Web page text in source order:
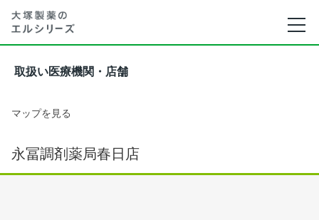
取扱い医療機関・店舗
マップを見る
永冨調剤薬局春日店